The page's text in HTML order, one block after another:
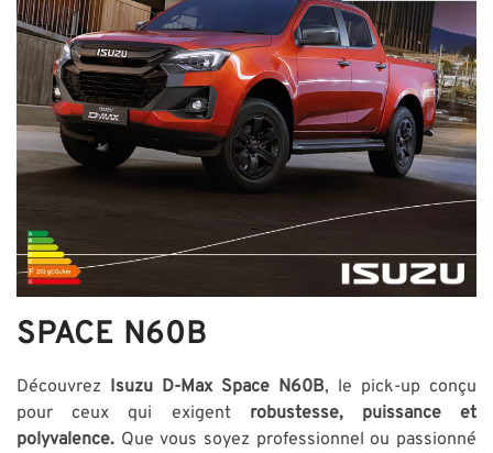
SPACE N60B
Découvrez Isuzu D-Max Space N60B, le pick-up conçu
pour ceux qui exigent robustesse, puissance et
polyvalence. Que vous soyez professionnel ou passionné